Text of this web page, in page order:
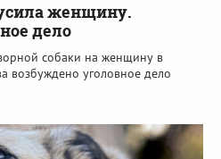
женщину.
дело
собаки на женщину в
возбуждено уголовное дело